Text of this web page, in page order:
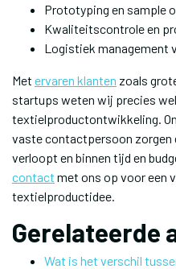
Prototyping en sample
Kwaliteitscontrole en
Logistiek management
Met ervaren klanten zoals
startups weten wij precies
textielproductontwikkeling.
vaste contactpersoon
verloopt en binnen tijd en
contact met ons op voor een
textielproductidee.
Gerelateerde
Wat is het verschil